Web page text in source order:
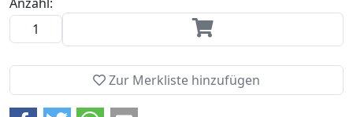
Zur Merkliste hinzufügen